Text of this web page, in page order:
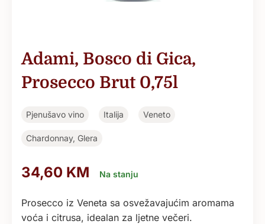
Adami, Bosco di Gica,
Prosecco Brut 0,75l
Pjenušavo vino Italija Veneto
Chardonnay, Glera
34,60 KM Na stanju
Prosecco iz Veneta sa osvežavajućim aromama
voća i citrusa, idealan za ljetne večeri.